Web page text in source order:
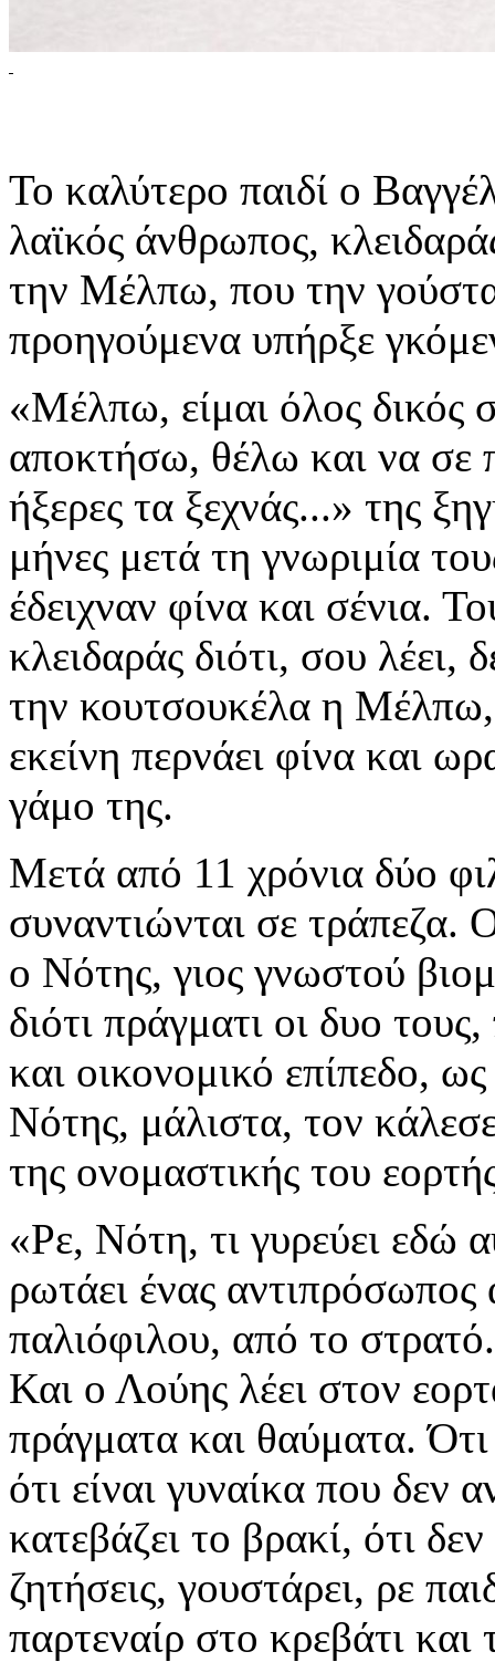
Το καλύτερο παιδί ο
λαϊκός άνθρωπος,
την Μέλπω, που την
προηγούμενα υπήρξε
«Μέλπω, είμαι όλος δικός
αποκτήσω, θέλω και να σε
ήξερες τα ξεχνάς...» της
μήνες μετά τη γνωριμία
έδειχναν φίνα και σένια.
κλειδαράς διότι, σου λέει,
την κουτσουκέλα η Μέλπω,
εκείνη περνάει φίνα και
γάμο της.
Μετά από 11 χρόνια δύο
συναντιώνται σε τράπεζα.
ο Νότης, γιος γνωστού
διότι πράγματι οι δυο
και οικονομικό επίπεδο,
Νότης, μάλιστα, τον
της ονομαστικής του
«Ρε, Νότη, τι γυρεύει
ρωτάει ένας
παλιόφιλου, από το
Και ο Λούης λέει στον
πράγματα και θαύματα. Ότι
ότι είναι γυναίκα που δεν
κατεβάζει το βρακί, ότι
ζητήσεις, γουστάρει, ρε
παρτεναίρ στο κρεβάτι και